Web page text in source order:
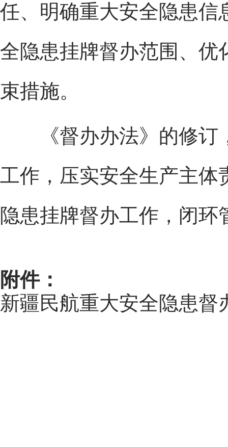
任、明确重大安全隐患信
全隐患挂牌督办范围、优
束措施。
《督办办法》的修订
工作，压实安全生产主体
隐患挂牌督办工作，闭环
附件：
新疆民航重大安全隐患督